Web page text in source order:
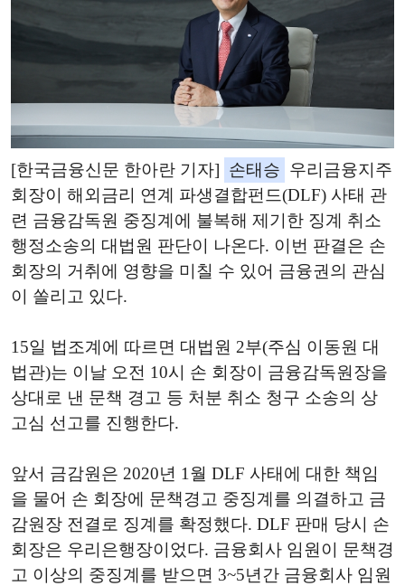
[한국금융신문 한아란 기자] 손태승 우리금융지주
회장이 해외금리 연계 파생결합펀드(DLF) 사태 관
련 금융감독원 중징계에 불복해 제기한 징계 취소
행정소송의 대법원 판단이 나온다. 이번 판결은 손
회장의 거취에 영향을 미칠 수 있어 금융권의 관심
이 쏠리고 있다.
15일 법조계에 따르면 대법원 2부(주심 이동원 대
법관)는 이날 오전 10시 손 회장이 금융감독원장을
상대로 낸 문책 경고 등 처분 취소 청구 소송의 상
고심 선고를 진행한다.
앞서 금감원은 2020년 1월 DLF 사태에 대한 책임
을 물어 손 회장에 문책경고 중징계를 의결하고 금
감원장 전결로 징계를 확정했다. DLF 판매 당시 손
회장은 우리은행장이었다. 금융회사 임원이 문책경
고 이상의 중징계를 받으면 3~5년간 금융회사 임원